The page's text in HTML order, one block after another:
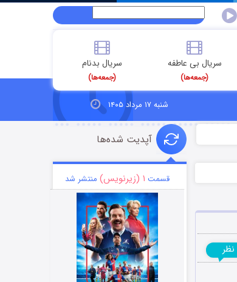
سریال بی عاطفه
(جمعه‌ها)
سریال بدنام
(جمعه‌ها)
شنبه ۱۷ مرداد ۱۴۰۵
نظر
آپدیت شده‌ها
قسمت ۱ (زیرنویس) منتشر شد